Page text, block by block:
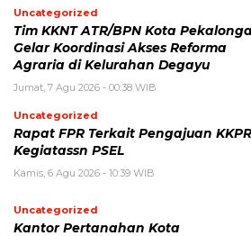
Uncategorized
Tim KKNT ATR/BPN Kota
Gelar Koordinasi Akses Reforma
Agraria di Kelurahan Degayu
Jumat, 7 Agu 2026 - 00:38 WIB
Uncategorized
Rapat FPR Terkait Pengajuan KKPR
Kegiatassn PSEL
Kamis, 6 Agu 2026 - 10:39 WIB
Uncategorized
Kantor Pertanahan Kota